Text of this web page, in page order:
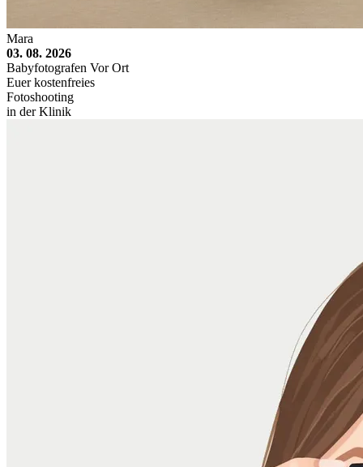
Mara
03. 08. 2026
Babyfotografen Vor Ort
Euer kostenfreies
Fotoshooting
in der Klinik